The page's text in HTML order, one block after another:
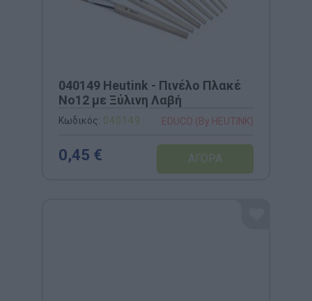
040149 Heutink - Πινέλο Πλακέ
Νο12 με Ξύλινη Λαβή
Κωδικός: 040149 EDUCO (By HEUTINK)
0,45 €